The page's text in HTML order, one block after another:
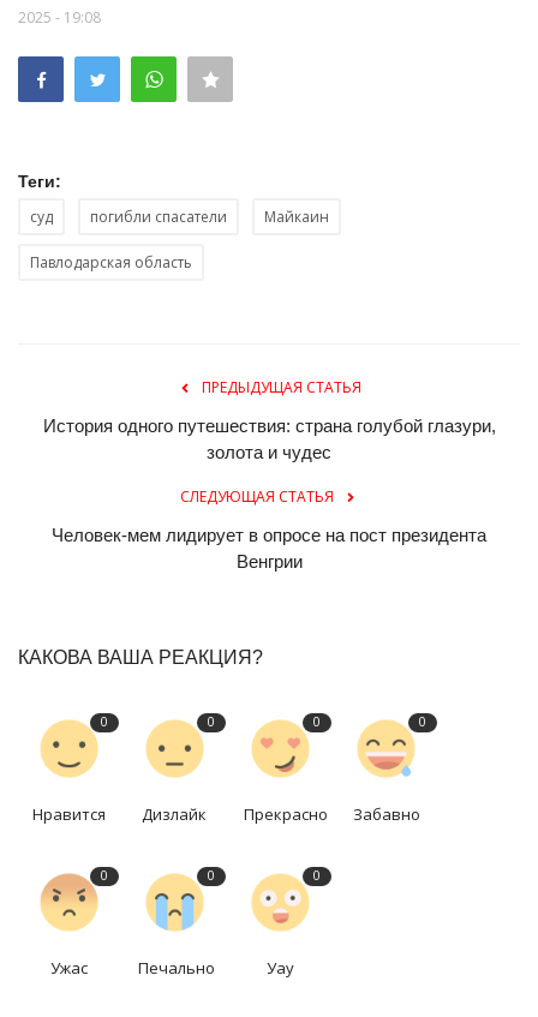
2025 - 19:08
Теги:
суд погибли спасатели Майкаин
Павлодарская область
ПРЕДЫДУЩАЯ СТАТЬЯ
История одного путешествия: страна голубой глазури,
золота и чудес
СЛЕДУЮЩАЯ СТАТЬЯ
Человек-мем лидирует в опросе на пост президента
Венгрии
КАКОВА ВАША РЕАКЦИЯ?
0
Нравится
0
Дизлайк
0
Прекрасно
0
Забавно
0
Ужас
0
Печально
0
Уау